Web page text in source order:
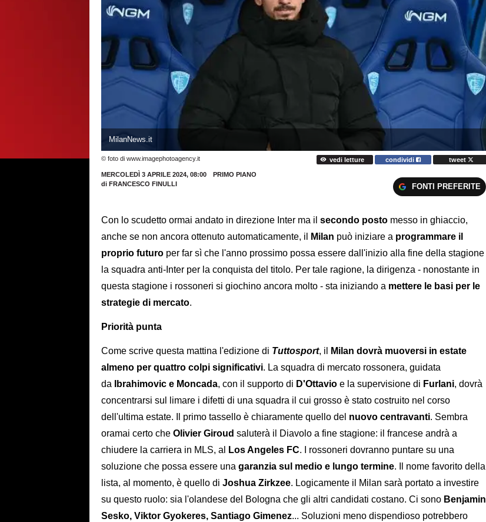
MilanNews.it
© foto di www.imagephotoagency.it vedi letture condividi tweet
MERCOLEDÌ 3 APRILE 2024, 08:00
PRIMO PIANO
di FRANCESCO FINULLI FONTI PREFERITE
Con lo scudetto ormai andato in direzione Inter ma il secondo posto messo in ghiaccio,
anche se non ancora ottenuto automaticamente, il
Milan può iniziare a programmare il
proprio futuro per far sì che l'anno prossimo possa essere dall'inizio alla fine della stagione
la squadra anti-Inter per la conquista del titolo. Per tale ragione, la dirigenza - nonostante in
questa stagione i rossoneri si giochino ancora molto - sta iniziando a mettere le basi per le
strategie di mercato.
Priorità punta
Come scrive questa mattina l'edizione di Tuttosport, il
Milan dovrà muoversi in estate
almeno per quattro colpi significativi. La squadra di mercato rossonera, guidata
da
Ibrahimovic e Moncada, con il supporto di D'Ottavio e la supervisione di Furlani, dovrà
concentrarsi sul limare i difetti di una squadra il cui grosso è stato costruito nel corso
dell'ultima estate. Il primo tassello è chiaramente quello del nuovo centravanti. Sembra
oramai certo che Olivier Giroud saluterà il Diavolo a fine stagione: il francese andrà a
chiudere la carriera in MLS, al
Los Angeles FC. I rossoneri dovranno puntare su una
soluzione che possa essere una garanzia sul medio e lungo termine. Il nome favorito della
lista, al momento, è quello di Joshua Zirkzee. Logicamente il Milan sarà portato a investire
su questo ruolo: sia l'olandese del Bologna che gli altri candidati costano. Ci sono Benjamin
Sesko, Viktor Gyokeres, Santiago Gimenez... Soluzioni meno dispendioso potrebbero